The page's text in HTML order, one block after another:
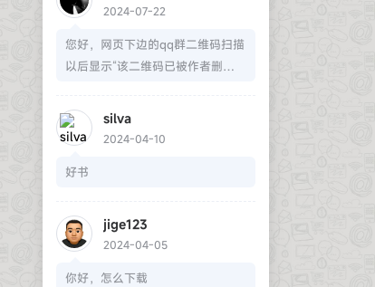
2024-07-22
您好，网页下边的qq群二维码扫描
以后显示“该二维码已被作者删
二维码或qq群号吗？谢谢！
silva
2024-04-10
好书
jige123
2024-04-05
你好，怎么下载